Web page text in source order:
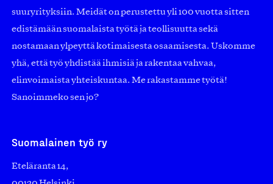
suuryrityksiin. Meidät on perustettu yli 100 vuotta sitten
edistämään suomalaista työtä ja teollisuutta sekä
nostamaan ylpeyttä kotimaisesta osaamisesta. Uskomme
yhä, että työ yhdistää ihmisiä ja rakentaa vahvaa,
elinvoimaista yhteiskuntaa. Me rakastamme työtä!
Sanoimmeko sen jo?
Suomalainen työ ry
Eteläranta 14,